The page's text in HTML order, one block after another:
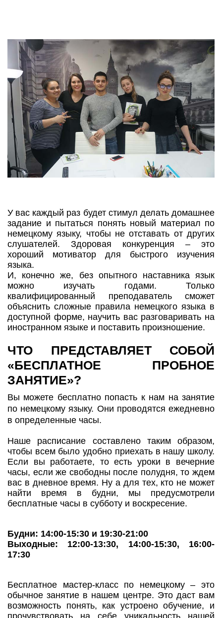
У вас каждый раз будет стимул делать домашнее
задание и пытаться понять новый материал по
немецкому языку, чтобы не отставать от других
слушателей. Здоровая конкуренция – это
хороший мотиватор для быстрого изучения
языка.
И, конечно же, без опытного наставника язык
можно изучать годами. Только
квалифицированный преподаватель сможет
объяснить сложные правила немецкого языка в
доступной форме, научить вас разговаривать на
иностранном языке и поставить произношение.
ЧТО ПРЕДСТАВЛЯЕТ СОБОЙ
«БЕСПЛАТНОЕ ПРОБНОЕ
ЗАНЯТИЕ»?
Вы можете бесплатно попасть к нам на занятие
по немецкому языку. Они проводятся ежедневно
в определенные часы.
Наше расписание составлено таким образом,
чтобы всем было удобно приехать в нашу школу.
Если вы работаете, то есть уроки в вечерние
часы, если же свободны после полудня, то ждем
вас в дневное время. Ну а для тех, кто не может
найти время в будни, мы предусмотрели
бесплатные часы в субботу и воскресение.
Будни: 14:00-15:30 и 19:30-21:00
Выходные: 12:00-13:30, 14:00-15:30, 16:00-
17:30
Бесплатное мастер-класс по немецкому – это
обычное занятие в нашем центре. Это даст вам
возможность понять, как устроено обучение, и
прочувствовать на себе уникальность нашей